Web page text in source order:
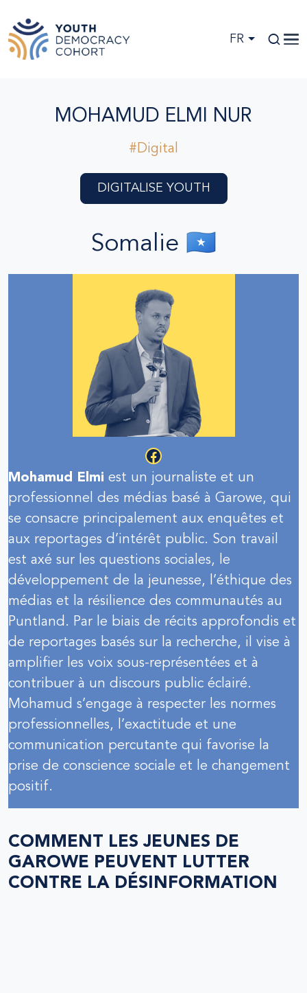
FR
MOHAMUD ELMI NUR
#Digital
DIGITALISE YOUTH
Somalie 🇸🇴
Facebook
Mohamud Elmi est un journaliste et un
professionnel des médias basé à Garowe, qui
se consacre principalement aux enquêtes et
aux reportages d’intérêt public. Son travail
est axé sur les questions sociales, le
développement de la jeunesse, l’éthique des
médias et la résilience des communautés au
Puntland. Par le biais de récits approfondis et
de reportages basés sur la recherche, il vise à
amplifier les voix sous-représentées et à
contribuer à un discours public éclairé.
Mohamud s’engage à respecter les normes
professionnelles, l’exactitude et une
communication percutante qui favorise la
prise de conscience sociale et le changement
positif.
COMMENT LES JEUNES DE
GAROWE PEUVENT LUTTER
CONTRE LA DÉSINFORMATION